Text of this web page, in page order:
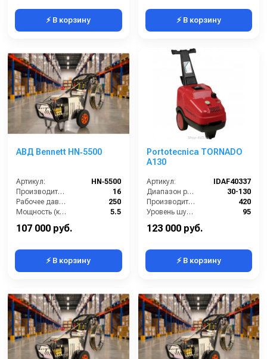
⚡ В корзину ⚡ В корзину
АВД Bennett HN‑5500
Артикул:
HN‑5500
Производительность (л/мин):
16
Рабочее давление (бар):
250
Мощность (кВт):
5.5
107 000 руб.
⚡ В корзину
Portotecnica TORNADO
А130
Артикул:
IDAF40337
Диапазон регулировки давления (бар):
30-130
Производительность (л/ч):
420
Уровень шума (дБ):
95
123 000 руб.
⚡ В корзину